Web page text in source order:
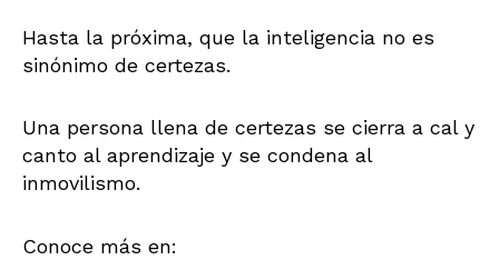
Hasta la próxima, que la inteligencia no es
sinónimo de certezas.
Una persona llena de certezas se cierra a cal y
canto al aprendizaje y se condena al
inmovilismo.
Conoce más en: